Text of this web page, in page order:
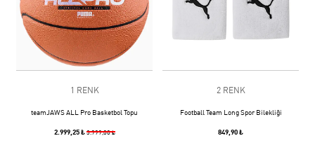
1 RENK
teamJAWS ALL Pro Basketbol Topu
2.999,25 ₺ 3.999,00 ₺
2 RENK
Football Team Long Spor Bilekliği
849,90 ₺